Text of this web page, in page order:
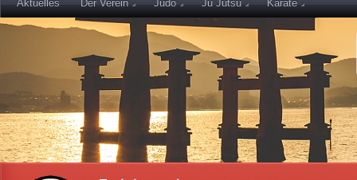
Aktuelles Der Verein Judo Ju Jutsu Karate